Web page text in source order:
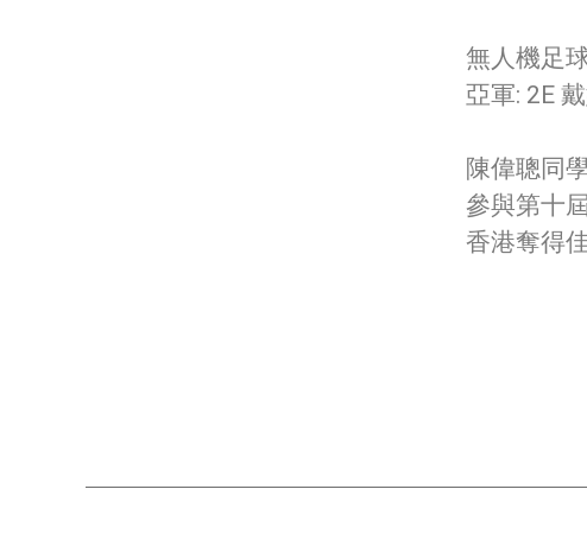
無人機足
亞軍: 2E
陳偉聰同
參與第十
香港奪得佳